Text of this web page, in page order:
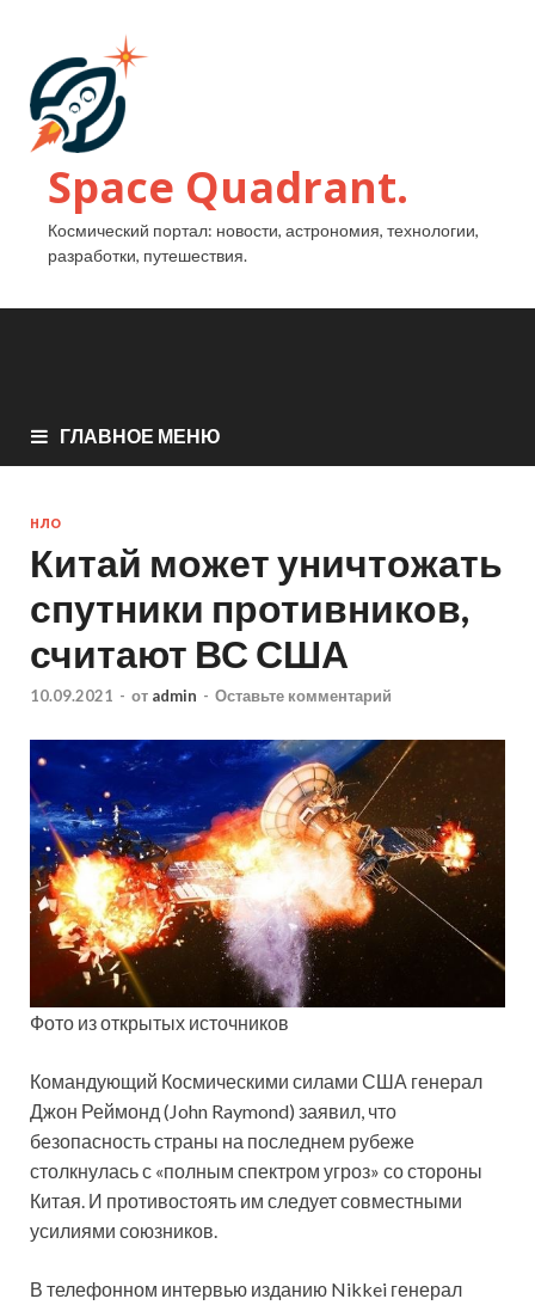
Space Quadrant.
Космический портал: новости, астрономия, технологии,
разработки, путешествия.
ГЛАВНОЕ МЕНЮ
НЛО
Китай может уничтожать
спутники противников,
считают ВС США
10.09.2021 - от admin - Оставьте комментарий
Фото из открытых источников
Командующий Космическими силами США генерал
Джон Реймонд (John Raymond) заявил, что
безопасность страны на последнем рубеже
столкнулась с «полным спектром угроз» со стороны
Китая. И противостоять им следует совместными
усилиями союзников.
В телефонном интервью изданию Nikkei генерал